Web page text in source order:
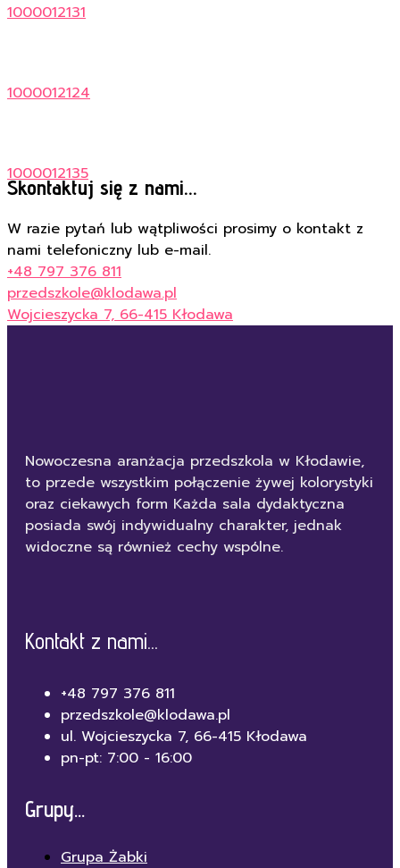
1000012131
1000012124
1000012135
Skontaktuj się z nami...
W razie pytań lub wątpliwości prosimy o kontakt z
nami telefoniczny lub e-mail.
+48 797 376 811
przedszkole@klodawa.pl
Wojcieszycka 7, 66-415 Kłodawa
Nowoczesna aranżacja przedszkola w Kłodawie,
to przede wszystkim połączenie żywej kolorystyki
oraz ciekawych form Każda sala dydaktyczna
posiada swój indywidualny charakter, jednak
widoczne są również cechy wspólne.
Kontakt z nami...
+48 797 376 811
przedszkole@klodawa.pl
ul. Wojcieszycka 7, 66-415 Kłodawa
pn-pt: 7:00 - 16:00
Grupy...
Grupa Żabki